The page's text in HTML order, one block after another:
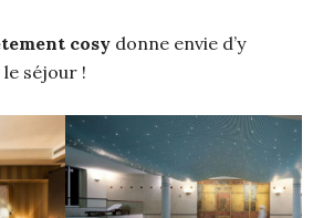
cosy donne envie d’y
séjour !